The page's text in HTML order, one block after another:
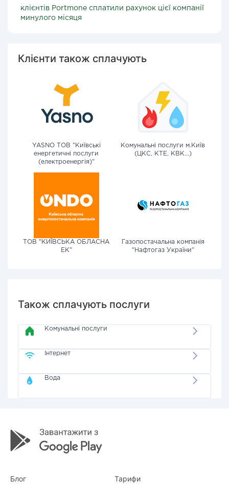
клієнтів Portmone сплатили рахунок цієї компанії
минулого місяця
Клієнти також сплачують
YASNO ТОВ "Київські
енергетичні послуги
(електроенергія)"
Комунальні послуги м.Київ
(ЦКС, КТЕ, КВК...)
ТОВ "КИЇВСЬКА ОБЛАСНА
ЕК"
Газопостачальна компанія
"Нафтогаз України"
Також сплачують послуги
Комунальні послуги
Інтернет
Вода
Блог Тарифи